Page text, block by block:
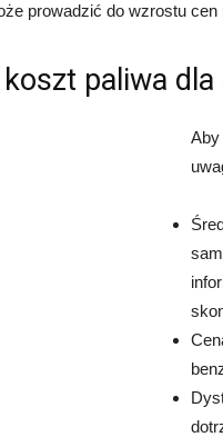
prowadzić do wzrostu cen
paliwa dla
Aby